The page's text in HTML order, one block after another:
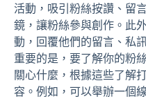
活動，吸引粉絲按讚、留
鏡，讓粉絲參與創作。此
動，回覆他們的留言、私
重要的是，要了解你的粉
關心什麼，根據這些了解
容。例如，可以舉辦一個